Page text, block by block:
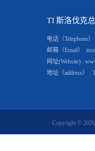
TI 斯洛伐克
电话（Telephone
邮箱（Email）
网址(Website) :
地址（address） :
Copyright ©